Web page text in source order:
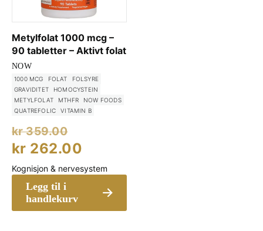
Metylfolat 1000 mcg –
90 tabletter – Aktivt folat
NOW
1000 MCG FOLAT
FOLSYRE
GRAVIDITET
HOMOCYSTEIN
METYLFOLAT
MTHFR
NOW FOODS
QUATREFOLIC
VITAMIN B
kr359.00
pris
var:
kr 262.00
pris
kr 262.00.
Legg til i
handlekurv
Kognisjon & nervesystem